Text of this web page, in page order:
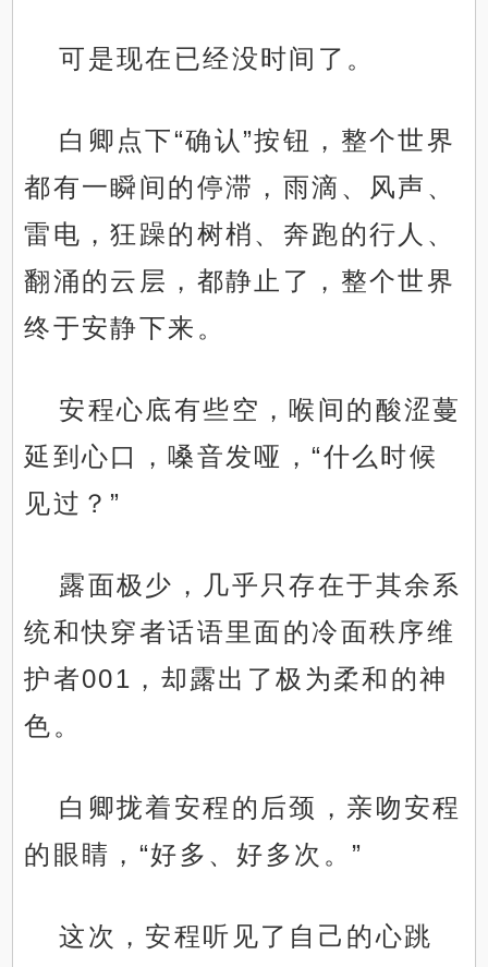
可是现在已经没时间了。
白卿点下“确认”按钮，整个世界
都有一瞬间的停滞，雨滴、风声、
雷电，狂躁的树梢、奔跑的行人、
翻涌的云层，都静止了，整个世界
终于安静下来。
安程心底有些空，喉间的酸涩蔓
延到心口，嗓音发哑，“什么时候
见过？”
露面极少，几乎只存在于其余系
统和快穿者话语里面的冷面秩序维
护者001，却露出了极为柔和的神
色。
白卿拢着安程的后颈，亲吻安程
的眼睛，“好多、好多次。”
这次，安程听见了自己的心跳